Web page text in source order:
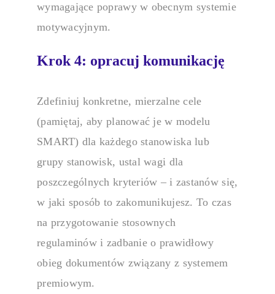
wymagające poprawy w obecnym systemie
motywacyjnym.
Krok 4: opracuj komunikację
Zdefiniuj konkretne, mierzalne cele
(pamiętaj, aby planować je w modelu
SMART) dla każdego stanowiska lub
grupy stanowisk, ustal wagi dla
poszczególnych kryteriów – i zastanów się,
w jaki sposób to zakomunikujesz. To czas
na przygotowanie stosownych
regulaminów i zadbanie o prawidłowy
obieg dokumentów związany z systemem
premiowym.